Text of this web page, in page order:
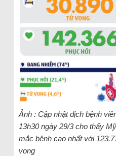
Ảnh : Cập nhật dịch bệnh
13h30 ngày 29/3 cho thấy
mắc bệnh cao nhất với
vong